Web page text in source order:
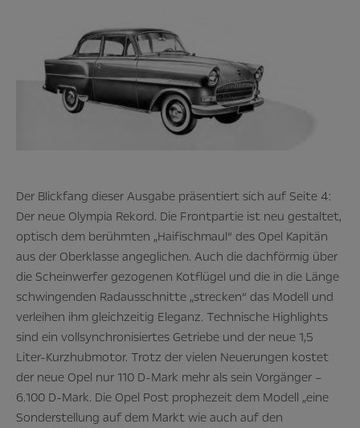
Der Blickfang dieser Ausgabe präsentiert sich auf Seite 4:
Der neue Olympia Rekord. Die Frontpartie ist neu gestaltet,
optisch dem berühmten „Haifischmaul“ des Opel Kapitän
aus der Oberklasse angeglichen. Auch die dachförmig über
die Scheinwerfer gezogenen Kotflügel und die in die Länge
schwingenden Radausschnitte „strecken“ das Modell und
verleihen ihm gleichzeitig Eleganz. Technische Highlights
sind ein vollsynchronisiertes Getriebe und der neue 1,5
Liter-Kurzhubmotor. Trotz der vielen Neuerungen kostet
der neue Opel nur 110 D-Mark mehr als sein Vorgänger –
6.100 D-Mark. Die Opel Post prophezeit dem Modell „eine
Sonderstellung auf dem Markt wie auch auf den